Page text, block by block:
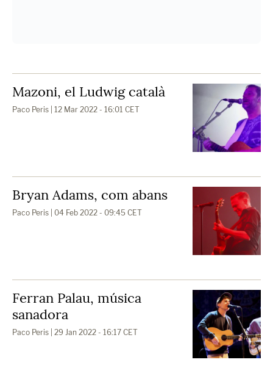
Mazoni, el Ludwig català
Paco Peris | 12 Mar 2022 - 16:01 CET
Bryan Adams, com abans
Paco Peris | 04 Feb 2022 - 09:45 CET
Ferran Palau, música
sanadora
Paco Peris | 29 Jan 2022 - 16:17 CET